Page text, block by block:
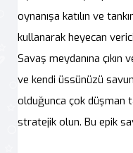
oynanışa katılın ve
kullanarak heyecan
Savaş meydanına çıkın
ve kendi üssünüzü
olduğunca çok düşman
stratejik olun. Bu epik